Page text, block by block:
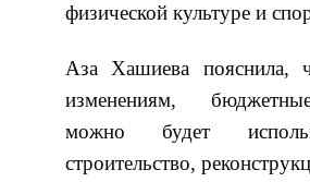
физической культуре и
Аза Хашиева пояснила,
изменениям,
можно будет
строительство,